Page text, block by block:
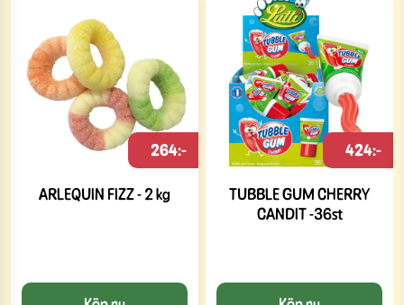
ARLEQUIN FIZZ - 2 kg
264:-
TUBBLE GUM CHERRY
CANDIT -36st
424:-